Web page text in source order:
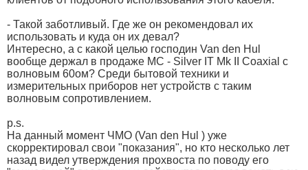
- Такой заботливый. Где же он рекомендовал их
использовать и куда он их девал?
Интересно, а с какой целью господин Van den Hul
вообще держал в продаже MC - Silver IT Mk II Coaxial с
волновым 60ом? Среди бытовой техники и
измерительных приборов нет устройств с таким
волновым сопротивлением.
p.s.
На данный момент ЧМО (Van den Hul ) уже
скорректировал свои "показания", но кто несколько лет
назад видел утверждения прохвоста по поводу его